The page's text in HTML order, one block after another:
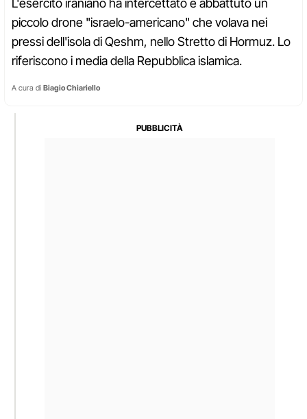
L'esercito iraniano ha intercettato e abbattuto un
piccolo drone "israelo-americano" che volava nei
pressi dell'isola di Qeshm, nello Stretto di Hormuz. Lo
riferiscono i media della Repubblica islamica.
A cura di Biagio Chiariello